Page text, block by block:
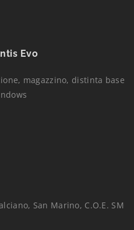
Evo
magazzino, distinta base
San Marino, C.O.E. SM